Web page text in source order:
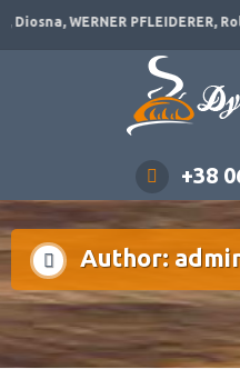
JAC, VLB, Diosna, WERNER
+38
Author: